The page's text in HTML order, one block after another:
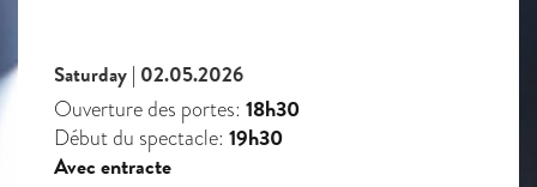
Saturday | 02.05.2026
Ouverture des portes: 18h30
Début du spectacle: 19h30
Avec entracte